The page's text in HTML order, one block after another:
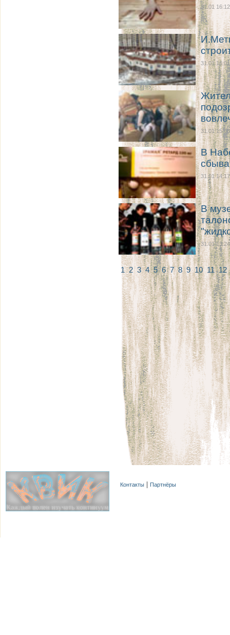
31.01 16:12
31.01 16:01
31.01 15:06
В
31.01 14:17
В
31.01 13:24
12345678 9101112
Контакты Партнёры